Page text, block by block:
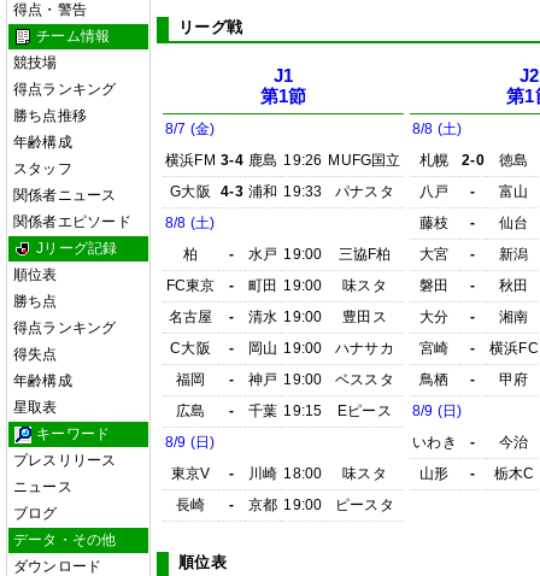
得点・警告
チーム情報
競技場
得点ランキング
勝ち点推移
年齢構成
スタッフ
関係者ニュース
関係者エピソード
Jリーグ記録
順位表
勝ち点
得点ランキング
得失点
年齢構成
星取表
キーワード
プレスリリース
ニュース
ブログ
データ・その他
ダウンロード
リーグ戦
J1
第1節
8/7 (金)
横浜FM 3-4 鹿島 19:26 MUFG国立
G大阪
4-3 浦和 19:33
パナスタ
8/8 (土)
柏
- 水戸 19:00
三協F柏
FC東京
- 町田 19:00
味スタ
名古屋
- 清水 19:00
豊田ス
C大阪
- 岡山 19:00
ハナサカ
福岡
- 神戸 19:00
ベススタ
広島
- 千葉 19:15
Eピース
8/9 (日)
東京V
- 川崎 18:00
味スタ
長崎
- 京都 19:00 ピースタ
J2
第1
8/8 (土)
札幌
2-0
徳島
八戸
-
富山
藤枝
-
仙台
大宮
-
新潟
磐田
-
秋田
大分
-
湘南
宮崎
-
横浜FC
鳥栖
-
甲府
8/9 (日)
いわき
-
今治
山形
- 栃木C
順位表